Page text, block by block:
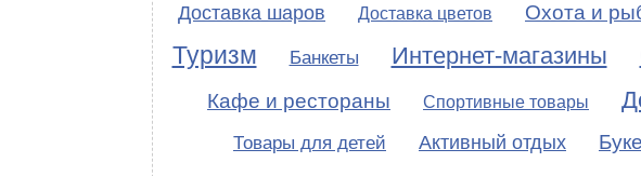
Доставка шаров Доставка цветов Охота и
Туризм Банкеты Интернет-магазины
Кафе и рестораны Спортивные товары
Товары для детей Активный отдых